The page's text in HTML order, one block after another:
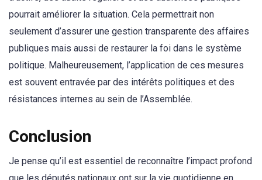
pourrait améliorer la situation. Cela permettrait non
seulement d’assurer une gestion transparente des affaires
publiques mais aussi de restaurer la foi dans le système
politique. Malheureusement, l’application de ces mesures
est souvent entravée par des intérêts politiques et des
résistances internes au sein de l’Assemblée.
Conclusion
Je pense qu’il est essentiel de reconnaître l’impact profond